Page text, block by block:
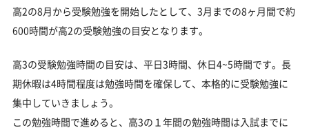
高2の8月から受験勉強を開始したとして、3月までの8ヶ月間で約
600時間が高2の受験勉強の目安となります。
高3の受験勉強時間の目安は、平日3時間、休日4~5時間です。長
期休暇は4時間程度は勉強時間を確保して、本格的に受験勉強に
集中していきましょう。
この勉強時間で進めると、高3の１年間の勉強時間は入試までに